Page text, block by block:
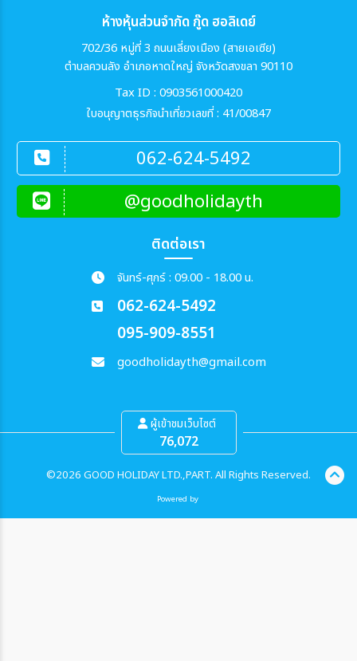
ห้างหุ้นส่วนจำกัด กู๊ด ฮอลิเดย์
702/36 หมู่ที่ 3 ถนนเลี่ยงเมือง (สายเอเซีย)
ตำบลควนลัง อำเภอหาดใหญ่ จังหวัดสงขลา 90110
Tax ID : 0903561000420
ใบอนุญาตธุรกิจนำเที่ยวเลขที่ : 41/00847
062-624-5492
@goodholidayth
ติดต่อเรา
จันทร์-ศุกร์ : 09.00 - 18.00 น.
062-624-5492
095-909-8551
goodholidayth@gmail.com
ผู้เข้าชมเว็บไซต์
76,072
©2026 GOOD HOLIDAY LTD.,PART. All Rights Reserved.
Powered by